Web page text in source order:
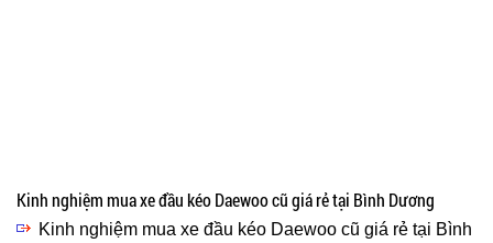
Kinh nghiệm mua xe đầu kéo Daewoo cũ giá rẻ tại Bình Dương
Kinh nghiệm mua xe đầu kéo Daewoo cũ giá rẻ tại Bình